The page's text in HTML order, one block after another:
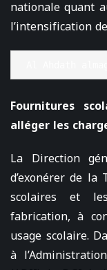
nationale quant
l’intensification
Fournitures
alléger les
La Direction
d’exonérer de
scolaires et
fabrication, à
usage scolaire.
à